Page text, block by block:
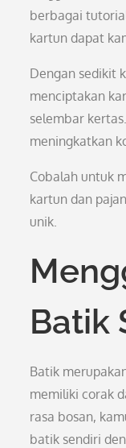
berbagai
kartun dapat
Dengan sedikit
menciptakan
selembar
meningkatkan
Cobalah untuk
kartun dan
unik.
Batik
Batik
memiliki corak
rasa bosan,
batik sendiri